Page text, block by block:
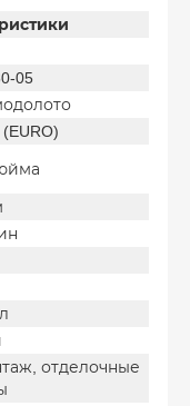
05
отделочные